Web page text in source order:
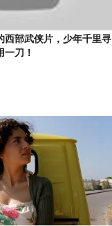
西部武侠片，少年千里寻
刀！